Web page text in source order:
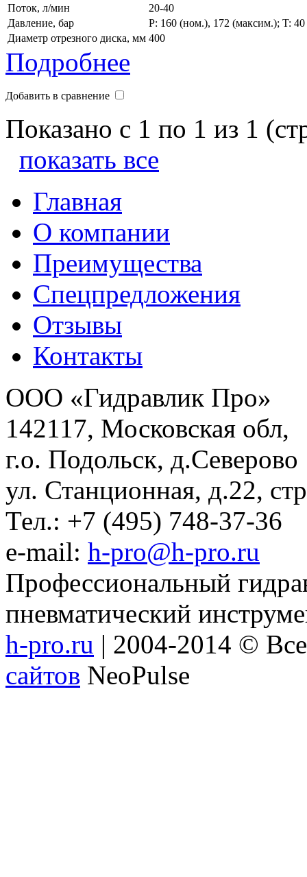
Поток, л/мин
20-40
Давление, бар
P: 160 (ном.), 172 (максим.); T:
Диаметр отрезного диска, мм 400
Подробнее
Добавить в сравнение
Показано с 1 по 1 из 1
показать все
Главная
О компании
Преимущества
Спецпредложения
Отзывы
Контакты
ООО «Гидравлик Про»
142117, Московская обл,
г.о. Подольск, д.Северово
ул. Станционная, д.22,
Тел.: +7 (495) 748-37-36
e-mail: h-pro@h-pro.ru
Профессиональный
пневматический
h-pro.ru | 2004-2014 ©
сайтов NeoPulse